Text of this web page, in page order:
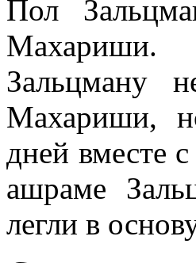
Пол
Махариши.
Зальцману
Махариши,
дней вместе
ашраме
легли в